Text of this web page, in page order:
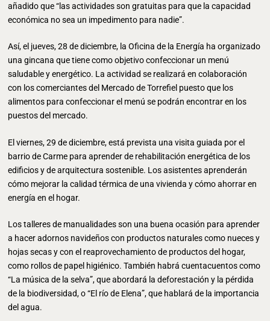
añadido que “las actividades son gratuitas para que la capacidad
económica no sea un impedimento para nadie”.
Así, el jueves, 28 de diciembre, la Oficina de la Energía ha organizado
una gincana que tiene como objetivo confeccionar un menú
saludable y energético. La actividad se realizará en colaboración
con los comerciantes del Mercado de Torrefiel puesto que los
alimentos para confeccionar el menú se podrán encontrar en los
puestos del mercado.
El viernes, 29 de diciembre, está prevista una visita guiada por el
barrio de Carme para aprender de rehabilitación energética de los
edificios y de arquitectura sostenible. Los asistentes aprenderán
cómo mejorar la calidad térmica de una vivienda y cómo ahorrar en
energía en el hogar.
Los talleres de manualidades son una buena ocasión para aprender
a hacer adornos navideños con productos naturales como nueces y
hojas secas y con el reaprovechamiento de productos del hogar,
como rollos de papel higiénico. También habrá cuentacuentos como
“La música de la selva”, que abordará la deforestación y la pérdida
de la biodiversidad, o “El río de Elena”, que hablará de la importancia
del agua.